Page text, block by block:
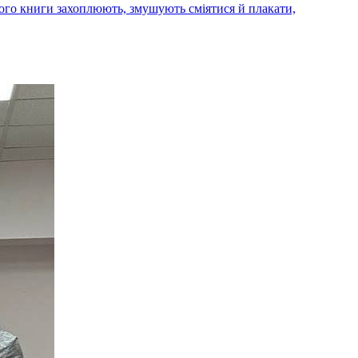
книги захоплюють, змушують сміятися й плакати,